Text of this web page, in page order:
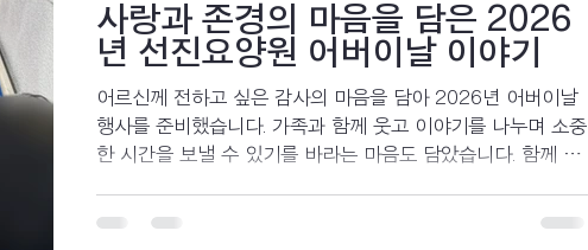
사랑과 존경의 마음을 담은 2026
년 선진요양원 어버이날 이야기
어르신께 전하고 싶은 감사의 마음을 담아 2026년 어버이날
행사를 준비했습니다. 가족과 함께 웃고 이야기를 나누며 소중
한 시간을 보낼 수 있기를 바라는 마음도 담았습니다. 함께 노